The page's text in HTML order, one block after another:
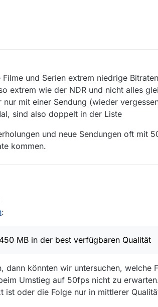
und Serien extrem niedrige
extrem wie der NDR und nicht alles
mit einer Sendung (wieder
sind also doppelt in der Liste
und neue Sendungen oft mit
kommen.
Seit einigen Tagen haben sich die Größen
MediathekView drastisch verkleinert, so z.B.
eine Lösung für das Problem? Oder habe ich
:
MB in der best verfügbaren Qualität
dann könnten wir untersuchen, welche
Umstieg auf 50fps nicht zu
oder die Folge nur in mittlerer